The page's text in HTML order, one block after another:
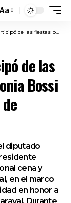
Font
Resizer
Aa
Colonia Bossi en honor a San Bernardo de Claraval
de las
Bossi
diputado
cena y
en el marco
en honor a
Durante